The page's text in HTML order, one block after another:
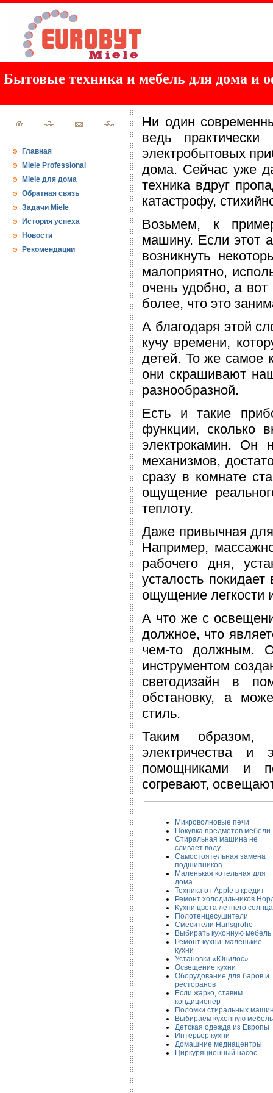
Бытовые техника и мебель для дома и
Главная
Miele Professional
Miele для дома
Обратная связь
Задачи Miele
История успеха
Новости
Рекомендации
Ни один
ведь
электробытовых
дома. Сейчас уже
техника вдруг
катастрофу,
Возьмем, к
машину. Если этот
возникнуть
малоприятно,
очень удобно, а
более, что это
А благодаря этой
кучу времени,
детей. То же самое
они скрашивают
разнообразной.
Есть и такие
функции, сколько
электрокамин. Он
механизмов,
сразу в комнате
ощущение
теплоту.
Даже привычная
Например,
рабочего дня,
усталость
ощущение легкости
А что же с
должное, что
чем-то должным.
инструментом
светодизайн в
обстановку, а
стиль.
Таким образом,
электричества и
помощниками и
согревают,
Микроволновые печи
Покупка предметов мебели
Cтиральная машина не
сливает воду
Самостоятельная замена
подшипников
Маленькая котельная для
дома
Техника от Apple в кредит
Ремонт холодильников
Кухни цвета летнего солнца
Полотенцесушители
Смесители Hansgrohe
Выбирать кухонную мебель
Ремонт кухни: маленькие
кухни
Установки «Юнилос»
Освещение кухни
Оборудование для баров и
ресторанов
Если жарко, ставим
кондиционер
Поломки стиральных
Выбираем кухонную мебель
Детская одежда из Европы
Интерьер кухни
Домашние медиацентры
Циркуряционный насос